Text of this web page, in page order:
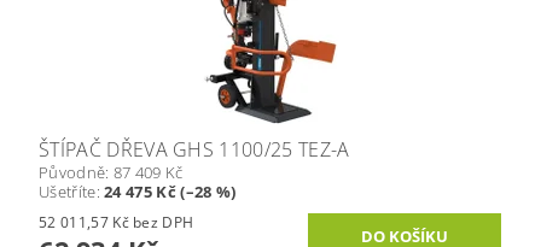
ŠTÍPAČ DŘEVA GHS 1100/25 TEZ-A
Původně: 87 409 Kč
Ušetříte:24 475 Kč (–28 %)
52 011,57 Kč bez DPH